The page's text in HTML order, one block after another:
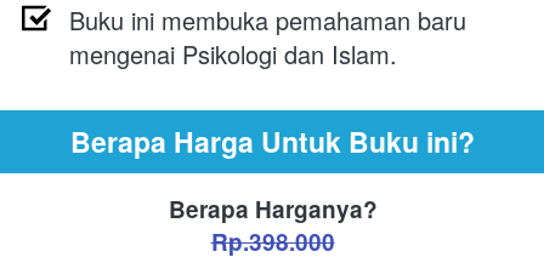
Buku ini membuka pemahaman baru
mengenai Psikologi dan Islam.
Berapa Harga Untuk Buku ini?
Berapa Harganya?
Rp.398.000